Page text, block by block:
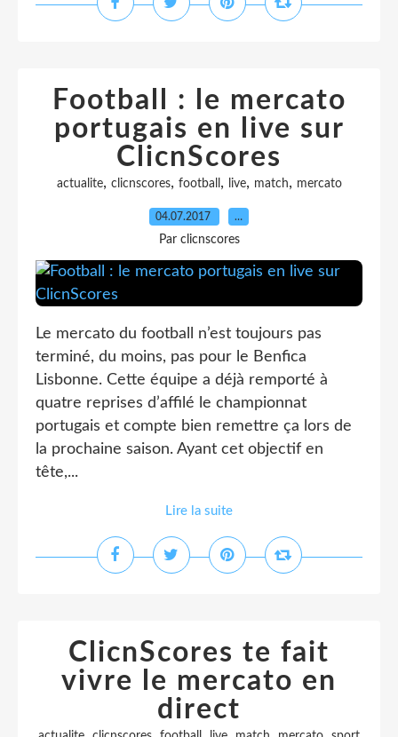
Football : le mercato
portugais en live sur
ClicnScores
actualite, clicnscores, football , live, match, mercato
04.07.2017 …
Par clicnscores
Le mercato du football n’est toujours pas
terminé, du moins, pas pour le Benfica
Lisbonne. Cette équipe a déjà remporté à
quatre reprises d’affilé le championnat
portugais et compte bien remettre ça lors de
la prochaine saison. Ayant cet objectif en
tête,...
Lire la suite
ClicnScores te fait
vivre le mercato en
direct